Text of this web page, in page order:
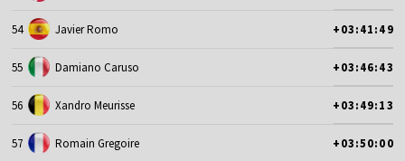
54 Javier Romo +03:41:49
55 Damiano Caruso +03:46:43
56 Xandro Meurisse +03:49:13
57 Romain Gregoire +03:50:00